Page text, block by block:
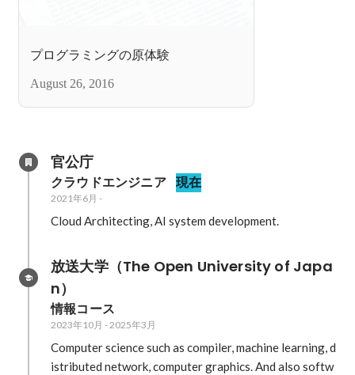
プログラミングの原体験
August 26, 2016
官公庁
クラウドエンジニア 現在
2021年6月 -
Cloud Architecting, AI system development.
放送大学（The Open University of Japa
n）
情報コース
2023年10月 -2025年3月
Computer science such as compiler, machine learning, d
istributed network, computer graphics. And also softw